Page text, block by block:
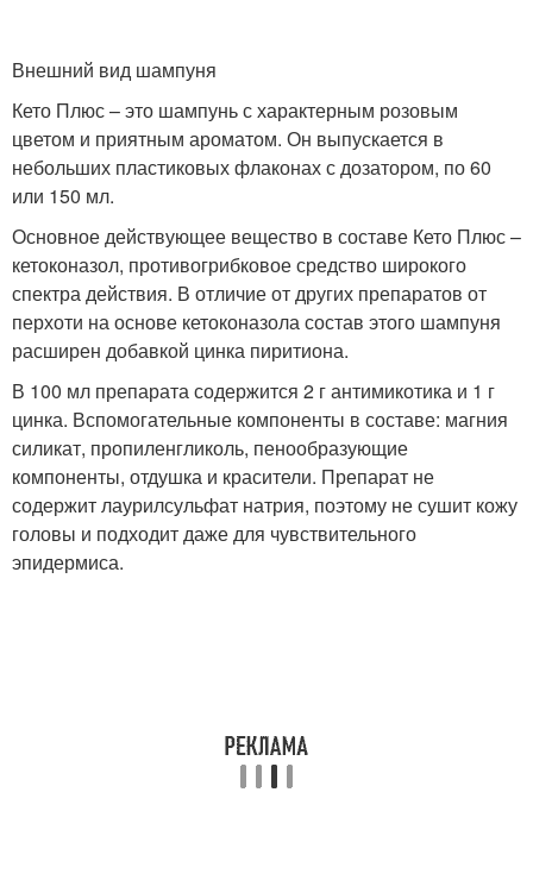
Внешний вид шампуня
Кето Плюс – это шампунь с характерным розовым
цветом и приятным ароматом. Он выпускается в
небольших пластиковых флаконах с дозатором, по 60
или 150 мл.
Основное действующее вещество в составе Кето Плюс –
кетоконазол, противогрибковое средство широкого
спектра действия. В отличие от других препаратов от
перхоти на основе кетоконазола состав этого шампуня
расширен добавкой цинка пиритиона.
В 100 мл препарата содержится 2 г антимикотика и 1 г
цинка. Вспомогательные компоненты в составе: магния
силикат, пропиленгликоль, пенообразующие
компоненты, отдушка и красители. Препарат не
содержит лаурилсульфат натрия, поэтому не сушит кожу
головы и подходит даже для чувствительного
эпидермиса.